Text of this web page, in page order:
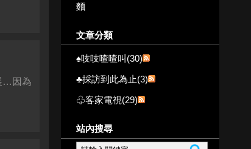
…因為
麵
文章分類
♠吱吱喳喳叫(30)
♣採訪到此為止(3)
♧客家電視(29)
站內搜尋